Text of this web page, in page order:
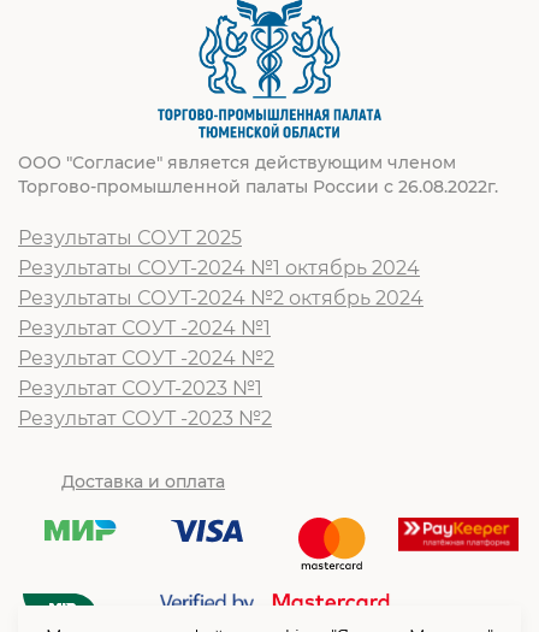
ООО "Согласие" является действующим членом
Торгово-промышленной палаты России с 26.08.2022г.
Результаты СОУТ 2025
Результаты СОУТ-2024 №1 октябрь 2024
Результаты СОУТ-2024 №2 октябрь 2024
Результат СОУТ -2024 №1
Результат СОУТ -2024 №2
Результат СОУТ-2023 №1
Результат СОУТ -2023 №2
Доставка и оплата